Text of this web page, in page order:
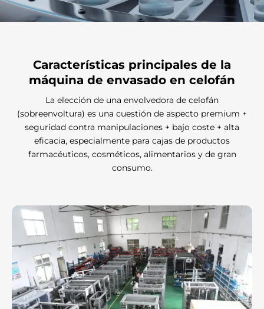
Características principales de la
máquina de envasado en celofán
La elección de una envolvedora de celofán
(sobreenvoltura) es una cuestión de aspecto premium +
seguridad contra manipulaciones + bajo coste + alta
eficacia, especialmente para cajas de productos
farmacéuticos, cosméticos, alimentarios y de gran
consumo.